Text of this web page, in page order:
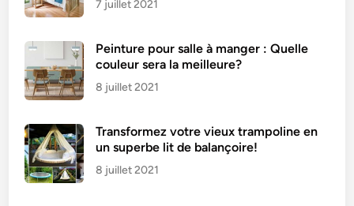
g
a
i
s
7 juillet 2021
Peinture pour salle à manger : Quelle
couleur sera la meilleure?
8 juillet 2021
Transformez votre vieux trampoline en
un superbe lit de balançoire!
8 juillet 2021